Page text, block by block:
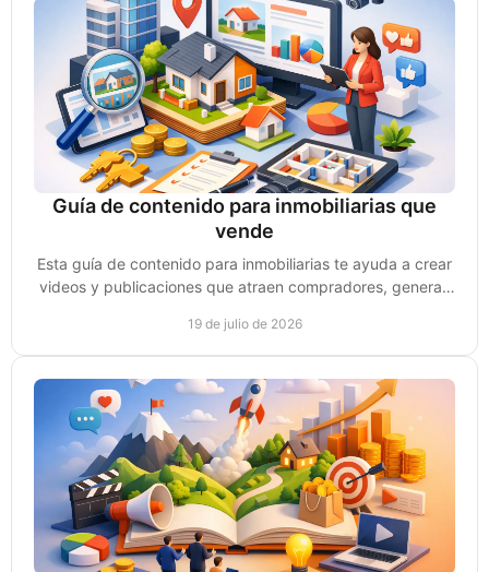
Guía de contenido para inmobiliarias que
vende
Esta guía de contenido para inmobiliarias te ayuda a crear
videos y publicaciones que atraen compradores, generan
19 de julio de 2026